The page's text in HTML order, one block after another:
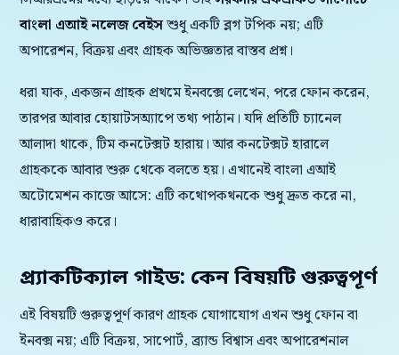
বাংলা এআই নলেজ বেইসশুধু একটি ব্লগ টপিক নয়; এটি
অপারেশন, বিক্রয় এবং গ্রাহক অভিজ্ঞতার বাস্তব প্রশ্ন।
ধরা যাক, একজন গ্রাহক প্রথমে ইনবক্সে লেখেন, পরে ফোন করেন,
তারপর আবার হোয়াটসঅ্যাপে তথ্য পাঠান। যদি প্রতিটি চ্যানেল
আলাদা থাকে, টিম কনটেক্সট হারায়। আর কনটেক্সট হারালে
গ্রাহককে আবার শুরু থেকে বলতে হয়। এখানেই বাংলা এআই
অটোমেশন কাজে আসে: এটি কথোপকথনকে শুধু দ্রুত করে না,
ধারাবাহিকও করে।
প্র্যাকটিক্যাল গাইড: কেন বিষয়টি গুরুত্বপূর্ণ
এই বিষয়টি গুরুত্বপূর্ণ কারণ গ্রাহক যোগাযোগ এখন শুধু ফোন বা
ইনবক্স নয়; এটি বিক্রয়, সাপোর্ট, ব্র্যান্ড বিশ্বাস এবং অপারেশনাল